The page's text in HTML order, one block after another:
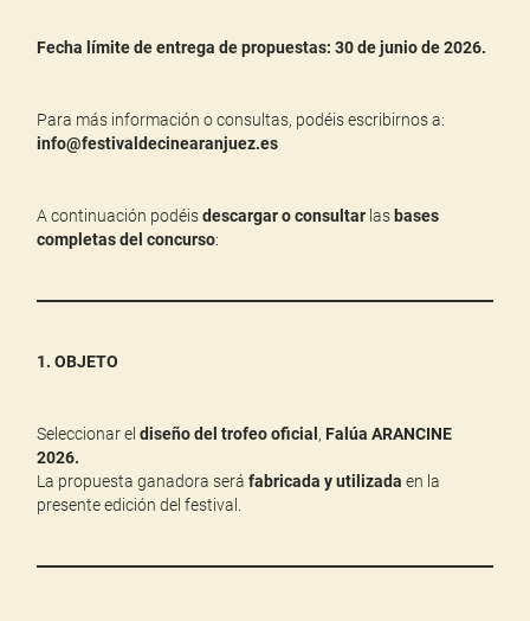
Fecha límite de entrega de propuestas: 30 de junio de 2026.
Para más información o consultas, podéis escribirnos a:
info@festivaldecinearanjuez.es
A continuación podéisdescargaro consultar las bases
completas del concurso:
1. OBJETO
Seleccionar eldiseño del trofeo oficial ,Falúa ARANCINE
2026.
La propuesta ganadora seráfabricada y utilizada en la
presente edición del festival.